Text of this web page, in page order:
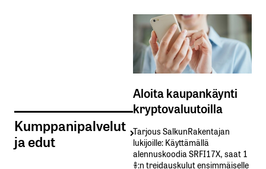
Kumppanipalvelut
ja edut
Aloita kaupankäynti
kryptovaluutoilla
Tarjous SalkunRakentajan
lukijoille: Käyttämällä​ ​
alennuskoodia​ ​SRFI17X,​ ​saat​ ​1
%:n treidauskulut​ ​ensimmäiselle​ ​